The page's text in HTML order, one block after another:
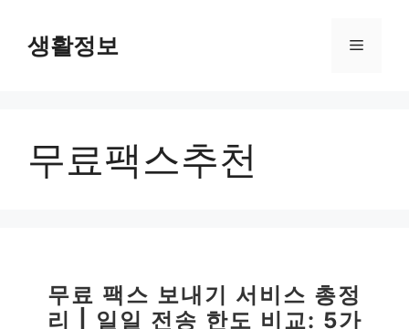
생활정보 메
무료팩스추천
무료 팩스 보내기 서비스 총정
리 | 일일 전송 한도 비교: 5가